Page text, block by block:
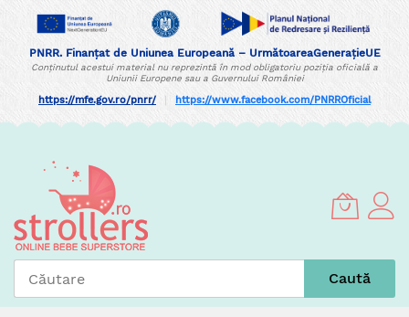
PNRR. Finanțat de Uniunea Europeană – UrmătoareaGenerațieUE
Conținutul acestui material nu reprezintă în mod obligatoriu poziția oficială a
Uniunii Europene sau a Guvernului României
https://mfe.gov.ro/pnrr/ https://www.facebook.com/PNRROficial
Content
Caută